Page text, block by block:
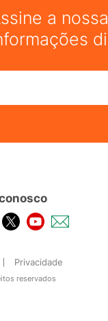
a
Privacidade
reservados